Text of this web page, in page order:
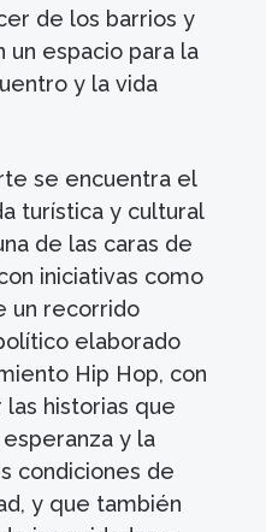
de los barrios y
un espacio para la
y la vida
se encuentra el
turística y cultural
de las caras de
iniciativas como
un recorrido
elaborado
Hip Hop, con
las historias que
y la
condiciones de
y que también